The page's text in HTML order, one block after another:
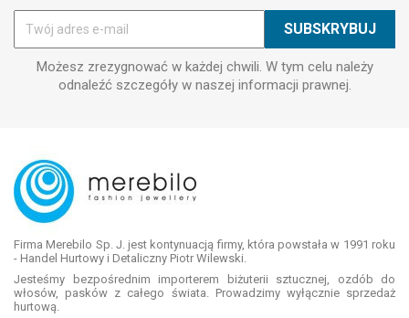
Możesz zrezygnować w każdej chwili. W tym celu należy
odnaleźć szczegóły w naszej informacji prawnej.
Firma Merebilo Sp. J. jest kontynuacją firmy, która powstała w 1991 roku
- Handel Hurtowy i Detaliczny Piotr Wilewski.
Jesteśmy bezpośrednim importerem biżuterii sztucznej, ozdób do
włosów, pasków z całego świata. Prowadzimy wyłącznie sprzedaż
hurtową.